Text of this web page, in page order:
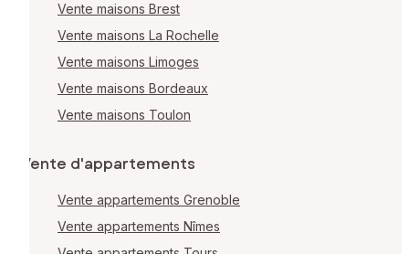
Vente maisons Brest
Vente maisons La Rochelle
Vente maisons Limoges
Vente maisons Bordeaux
Vente maisons Toulon
Vente d'appartements
Vente appartements Grenoble
Vente appartements Nîmes